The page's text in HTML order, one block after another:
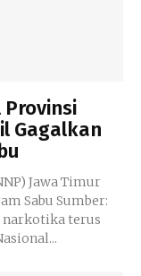
Gagalkan
Jawa Timur
Sumber: